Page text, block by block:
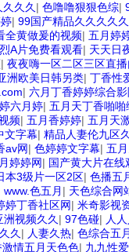
久久 | 色噜噜狠狠色综|
| 99国产精品久久久久
全黄做爰的视频| 五月婷
A片免费看观看| 天天日
| 夜夜嗨一区二区三区直
洲欧美日韩另类| 丁香性
| 六月丁香婷婷综合
六月婷| 五月天丁香啪啪
频| 五月香婷婷| 五月天
文字幕| 精品人妻伦九区
av网| 色婷婷文字幕| 五
婷婷网| 国产黄大片在线
本3级片一区2区| 色播五
www.色五月 | 天色综合网
婷丁香社区网| 米奇影视
洲视频久久 | 97色碰| 人
久 | 人妻久热| 色综合五
情五月天色色| 九九性